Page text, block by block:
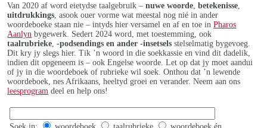
Van 2020 af word eietydse taalgebruik –nuwe woorde ,betekenisse
uitdrukkings , asook ouer vorme wat meestal nog nié in ander
woordeboeke staan nie – intyds hier versamel en af en toe inPharos
Aanlyn bygewerk. Sedert 2024 word, met toestemming, ook
taalrubrieke ,-podsendings en ander -insetsels stelselmatig bygevoeg.
Dit kry jy slegs hier. Tik ’n woord in die soekkassie en vind dit dadelik,
indien dit opgeneem is – ook Engelse woorde. Let op dat jy moet aandui
of jy in die woordeboek of rubrieke wil soek. Onthou dat ’n lewende
woordeboek, nes Afrikaans, heeltyd groei en verander. Neem aan ons
leesprogram deel en help ons!